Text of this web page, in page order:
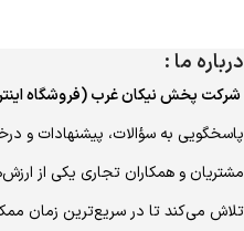
درباره ما :
شرکت پخش نیکان غرب (فروشگاه
پاسخگویی به سؤالات، پیشنهادات و
مشتریان و همکاران تجاری یکی از
تلاش می‌کند تا در سریع‌ترین زمان